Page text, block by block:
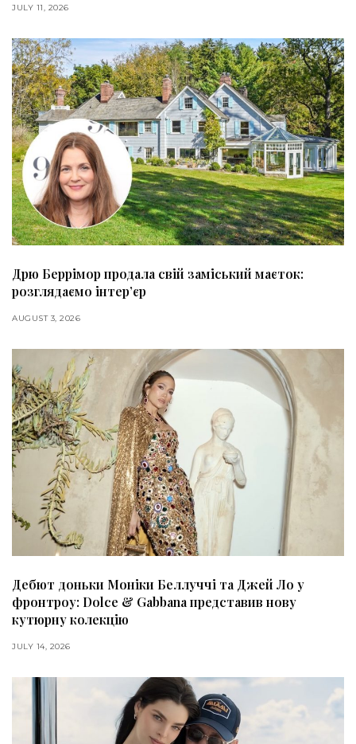
JULY 11, 2026
Дрю Беррімор продала свій заміський маєток:
розглядаємо інтер’єр
AUGUST 3, 2026
Дебют доньки Моніки Беллуччі та Джей Ло у
фронтроу: Dolce & Gabbana представив нову
кутюрну колекцію
JULY 14, 2026